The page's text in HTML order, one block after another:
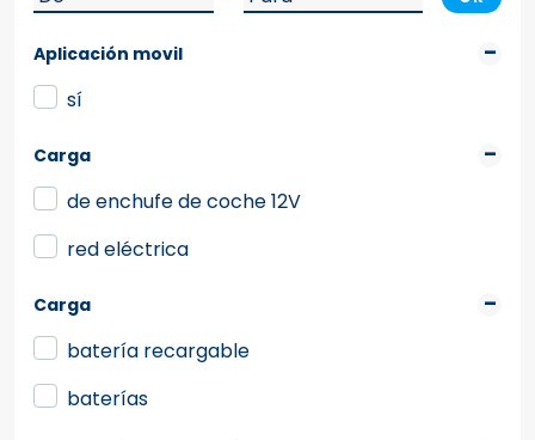
Aplicación movil
sí
Carga
de enchufe de coche 12V
red eléctrica
Carga
batería recargable
baterías